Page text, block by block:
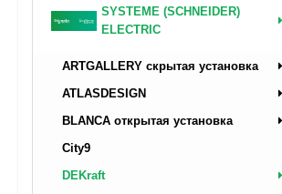
SYSTEME (SCHNEIDER)
ELECTRIC
ARTGALLERY скрытая установка
ATLASDESIGN
BLANCA открытая установка
City9
DEKraft